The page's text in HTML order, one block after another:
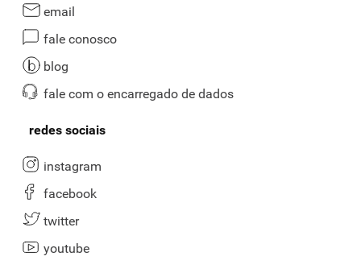
email
fale conosco
blog
fale com o encarregado de dados
redes sociais
instagram
facebook
twitter
youtube